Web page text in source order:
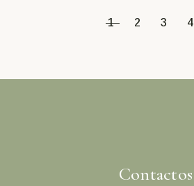
1 2 3 4
Contactos